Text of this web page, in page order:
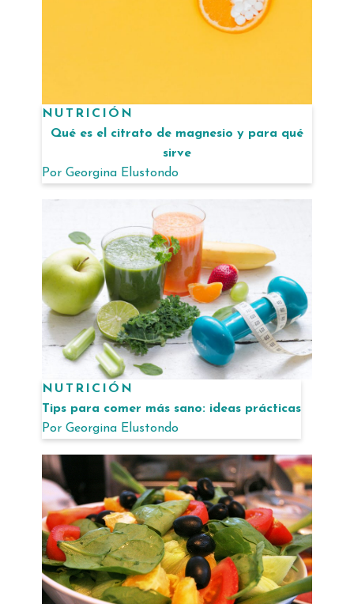
NUTRICIÓN
Qué es el citrato de magnesio y para qué
sirve
Por Georgina Elustondo
NUTRICIÓN
Tips para comer más sano: ideas prácticas
Por Georgina Elustondo